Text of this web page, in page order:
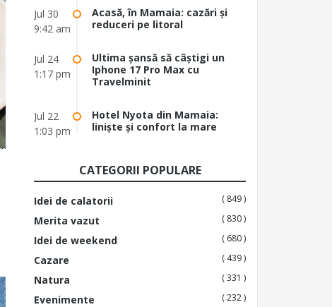
Jul 30
9:42 am
Acasă, în Mamaia: cazări și
reduceri pe litoral
Jul 24
1:17 pm
Ultima șansă să câștigi un
Iphone 17 Pro Max cu
Travelminit
Jul 22
1:03 pm
Hotel Nyota din Mamaia:
liniște și confort la mare
CATEGORII POPULARE
Idei de calatorii ( 849 )
Merita vazut ( 830 )
Idei de weekend ( 680 )
Cazare ( 439 )
Natura ( 331 )
Evenimente ( 232 )